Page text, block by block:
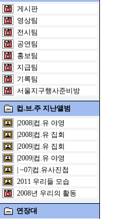
게시판
영상팀
전시팀
공연팀
홍보팀
지급팀
기록팀
서울지구행사준비방
컵.브.주 지난앨범
|2008|컵.유 야영
|2008|컵.유 집회
|2009|컵.유 집회
|2009|컵.유 야영
| ~07|컵.유사진첩
2011 우리들 모습
2008년 우리의 활동
연장대